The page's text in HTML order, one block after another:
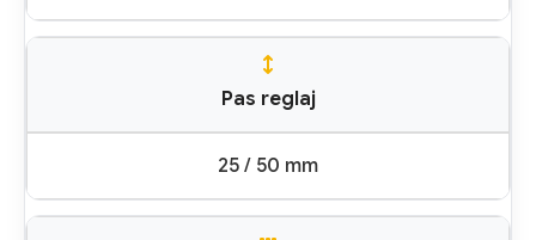
Pas reglaj
25 / 50 mm